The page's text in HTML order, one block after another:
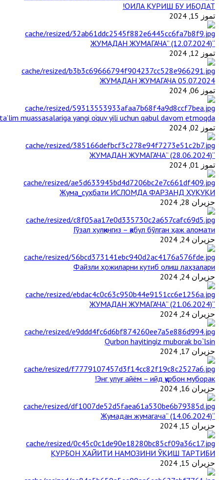
ОИЛА ҚУРИШ БУ ИБОДАТ!
تموز 15, 2024
“ЖУМАДАН ЖУМАГАЧА” (12.07.2024)
تموز 12, 2024
ЖУМАДАН ЖУМАГАЧА 05.07.2024
تموز 06, 2024
muassasalariga yangi o‘quv yili uchun qabul davom etmoqda
تموز 02, 2024
“ЖУМАДАН ЖУМАГАЧА” (28.06.2024)
تموز 01, 2024
Жума_суҳбати ИСЛОМДА ФАРЗАНД ҲУҚУҚИ
حزيران 28, 2024
Гўзал хулқингиз – қабул бўлган ҳаж аломати
حزيران 24, 2024
Файзли ҳожиларни кутиб олиш лаҳзалари
حزيران 24, 2024
“ЖУМАДАН ЖУМАГАЧА” (21.06.2024)
حزيران 24, 2024
Qurbon hayitingiz muborak bo`lsin
حزيران 17, 2024
Энг улуғ айём – ийд қурбон муборак!
حزيران 16, 2024
“Жумадан жумагача” (14.06.2024)
حزيران 15, 2024
ҚУРБОН ҲАЙИТИ НАМОЗИНИ ЎҚИШ ТАРТИБИ
حزيران 15, 2024